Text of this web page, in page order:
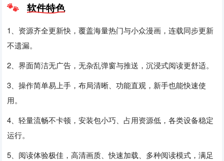
软件特色
1、资源齐全更新快，覆盖海量热门与小众漫画，连载同步更新
不遗漏。
2、界面简洁无广告，无杂乱弹窗与推送，沉浸式阅读更舒适。
3、操作简单易上手，布局清晰、功能直观，新手也能快速使
用。
4、轻量流畅不卡顿，安装包小巧、占用资源低，各类设备稳定
运行。
5、阅读体验极佳，高清画质、快速加载、多种阅读模式，满足